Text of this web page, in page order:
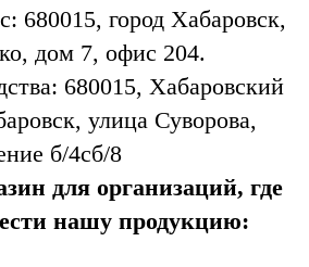
680015, город Хабаровск,
дом 7, офис 204.
680015, Хабаровский
улица Суворова,
б/4сб/8
для организаций, где
нашу продукцию: